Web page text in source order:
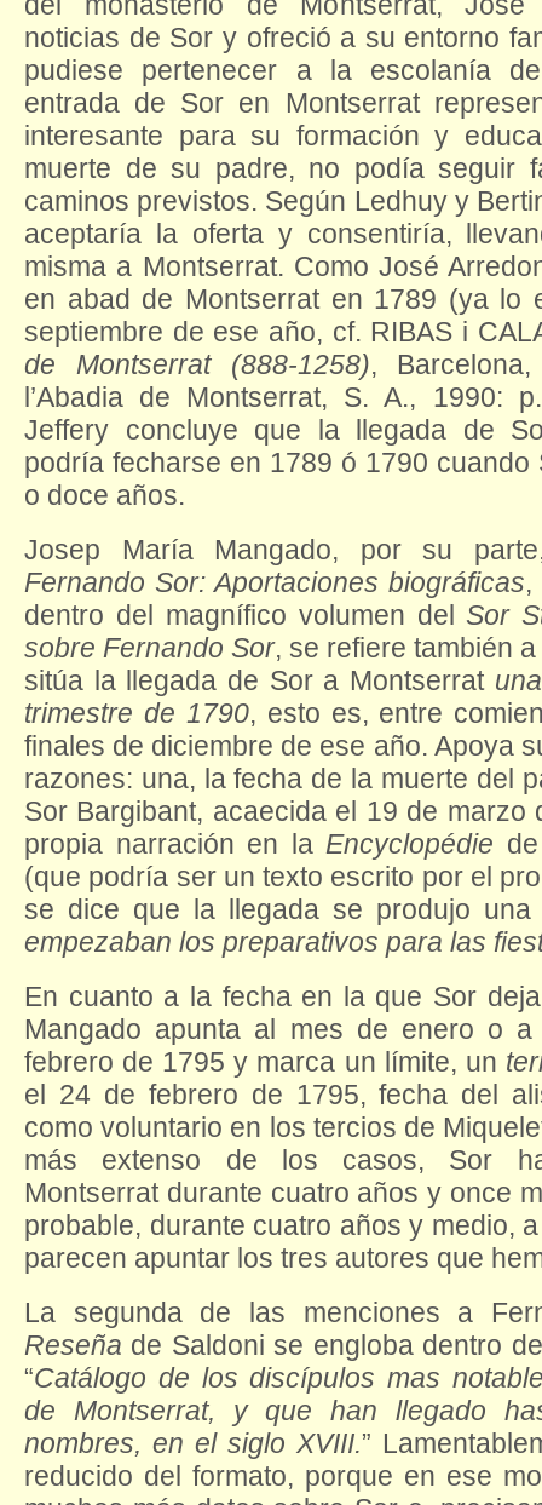
noticias de Sor y ofreció a su entorno
pudiese pertenecer a la escolanía
entrada de Sor en Montserrat
interesante para su formación y
muerte de su padre, no podía seguir
caminos previstos. Según Ledhuy y
aceptaría la oferta y consentiría,
misma a Montserrat. Como José
en abad de Montserrat en 1789 (ya lo
septiembre de ese año, cf. RIBAS i
de Montserrat (888-1258),
l’Abadia de Montserrat, S. A., 1990:
Jeffery concluye que la llegada de
podría fecharse en 1789 ó 1790 cuando
o doce años.
Josep María Mangado, por su
Fernando Sor: Aportaciones biográficas,
dentro del magnífico volumen delSor
sobre Fernando Sor, se refiere también
sitúa la llegada de Sor a Montserrat
trimestre de 1790, esto es, entre
finales de diciembre de ese año. Apoya
razones: una, la fecha de la muerte del
Sor Bargibant, acaecida el 19 de marzo
propia narración en la Encyclopédie
(que podría ser un texto escrito por el
se dice que la llegada se produjo
empezaban los preparativos para las
En cuanto a la fecha en la que Sor
Mangado apunta al mes de enero o
febrero de 1795 y marca un límite, un
el 24 de febrero de 1795, fecha del
como voluntario en los tercios de
más extenso de los casos, Sor
Montserrat durante cuatro años y once
probable, durante cuatro años y medio,
parecen apuntar los tres autores que
La segunda de las menciones a
Reseña de Saldoni se engloba dentro
“Catálogo de los discípulos mas
de Montserrat, y que han llegado
nombres, en el siglo XVIII.”
reducido del formato, porque en ese